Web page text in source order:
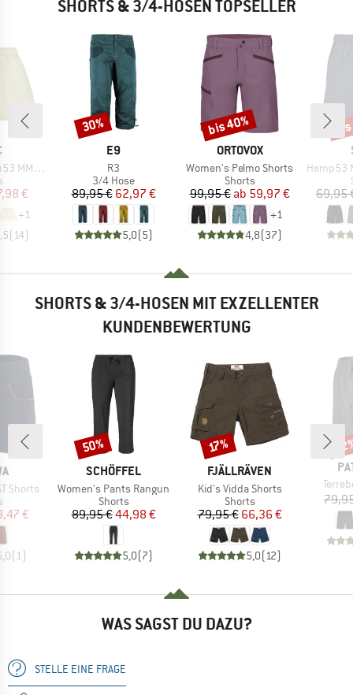
SHORTS & 3/4-HOSEN TOPSELLER
Shorts
Preis
€
+1
(14)
MARKE
E9
Artikel
R3
Produktgruppe
3/4 Hose
Preis
89,95 €reduzierter Preis
62,97 €
5,0(5)
Rabatt
30%
MARKE
ORTOVOX
Artikel
Women's Pelmo Shorts
Produktgruppe
Shorts
Preis
99,95 € reduzierter Preis
ab 59,97 €
+1
4,8(37)
Rabatt
bis 40%
Artikel
Hemp53
69,95
SHORTS & 3/4-HOSEN MIT EXZELLENTER
KUNDENBEWERTUNG
Shorts
Preis
€
(1)
MARKE
SCHÖFFEL
Artikel
Women's Pants Rangun
Produktgruppe
Shorts
Preis
89,95 €reduzierter Preis
44,98 €
5,0(7)
Rabatt
50%
MARKE
FJÄLLRÄVEN
Artikel
Kid's Vidda Shorts
Produktgruppe
Shorts
Preis
79,95 €reduzierter Preis
66,36 €
5,0(12)
Rabatt
17%
Artikel
WAS SAGST DU DAZU?
STELLE EINE FRAGE